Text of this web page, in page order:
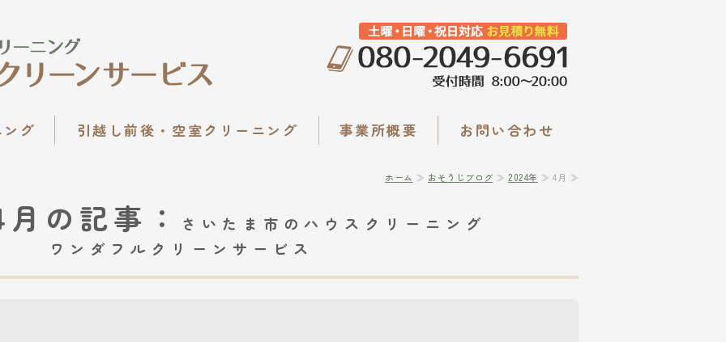
ワンダフルクリーンサービス｜ハウスクリ
グ 引越し前後・空室クリーニング 事業所概要 お問い合わせ
ホーム ≫ おそうじブログ ≫ 2024年 ≫ 4月 ≫
の記事：
さいたま市のハウスクリーニング
ワンダフルクリーンサービス